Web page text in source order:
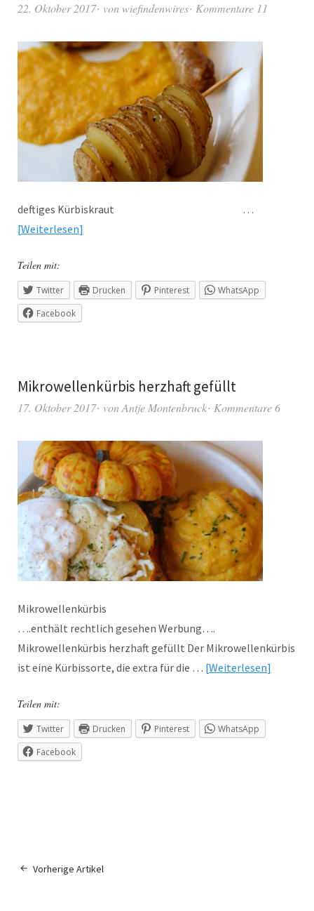
22. Oktober 2017 von wiefindenwires Kommentare 11
deftiges Kürbiskraut …
Weiterlesen
Teilen mit:
Twitter Drucken Pinterest
WhatsApp
Facebook
Mikrowellenkürbis herzhaft gefüllt
17. Oktober 2017 vonAntje Montenbruck Kommentare 6
Mikrowellenkürbis
….enthält rechtlich gesehen Werbung….
Mikrowellenkürbis herzhaft gefüllt Der Mikrowellenkürbis
ist eine Kürbissorte, die extra für die … Weiterlesen
Teilen mit:
Twitter Drucken Pinterest
WhatsApp
Facebook
Vorherige Artikel